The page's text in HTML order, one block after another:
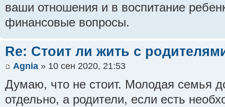
ваши отношения и в воспитание
финансовые вопросы.
Re: Стоит ли жить с
Agnia » 10 сен 2020, 21:53
Думаю, что не стоит. Молодая семья
отдельно, а родители, если есть